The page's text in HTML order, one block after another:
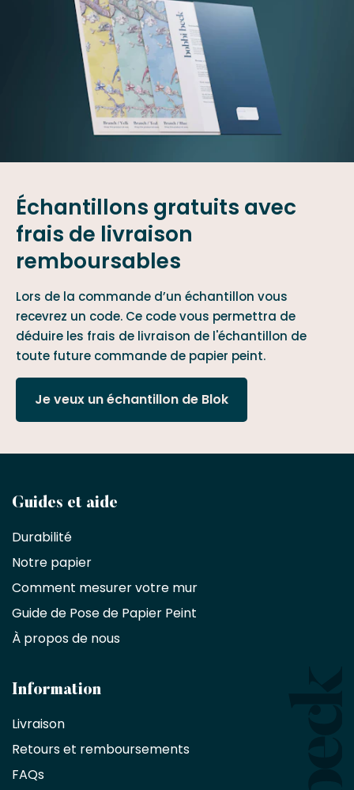
Échantillons gratuits avec
frais de livraison
remboursables
Lors de la commande d’un échantillon vous
recevrez un code. Ce code vous permettra de
déduire les frais de livraison de l'échantillon de
toute future commande de papier peint.
Je veux un échantillon de Blok
Devenez
partenaire
commercial
Décorateurs
d'intérieur,
designers
architectes
d'une
exclusive
de
Guides et aide
Durabilité
Notre papier
Comment mesurer votre mur
Guide de Pose de Papier Peint
À propos de nous
Information
Livraison
Retours et remboursements
FAQs